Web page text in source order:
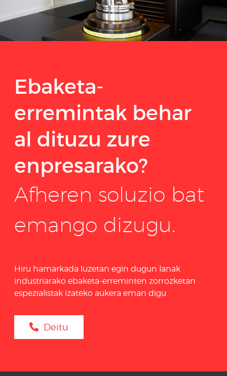
Ebaketa-
erremintak behar
al dituzu zure
enpresarako?
Afheren soluzio bat
emango dizugu.
Hiru hamarkada luzetan egin dugun lanak
industriarako ebaketa-erreminten zorrozketan
espezialistak izateko aukera eman digu
Deitu